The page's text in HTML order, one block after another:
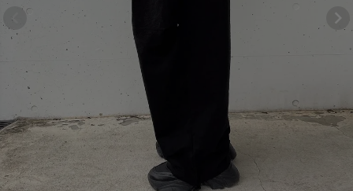
ORIGINAL
カラー